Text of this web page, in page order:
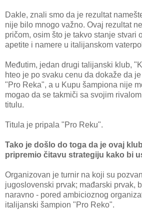
Dakle, znali smo da je rezultat
nije bilo mnogo važno. Ovaj rezultat
pričom, osim što je takvo stanje stvari
apetite i namere u italijanskom
Međutim, jedan drugi talijanski klub,
hteo je po svaku cenu da dokaže da
"Pro Reka", a u Kupu šampiona nije
mogao da se takmiči sa svojim
titulu.
Titula je pripala "Pro Reku".
Tako je došlo do toga da je ovaj
pripremio čitavu strategiju kako bi
Organizovan je turnir na koji su
jugoslovenski prvak; mađarski prvak,
naravno - pored ambicioznog
italijanski šampion "Pro Reko".